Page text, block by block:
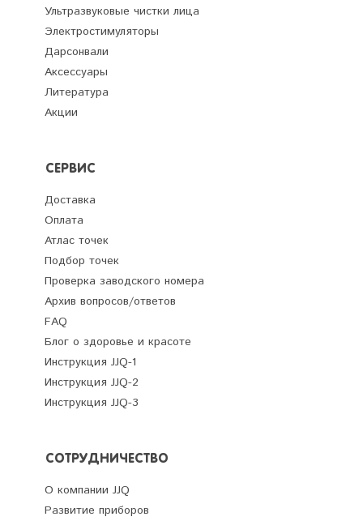
Ультразвуковые чистки лица
Электростимуляторы
Дарсонвали
Аксессуары
Литература
Акции
СЕРВИС
Доставка
Оплата
Атлас точек
Подбор точек
Проверка заводского номера
Архив вопросов/ответов
FAQ
Блог о здоровье и красоте
Инструкция JJQ-1
Инструкция JJQ-2
Инструкция JJQ-3
СОТРУДНИЧЕСТВО
О компании JJQ
Развитие приборов